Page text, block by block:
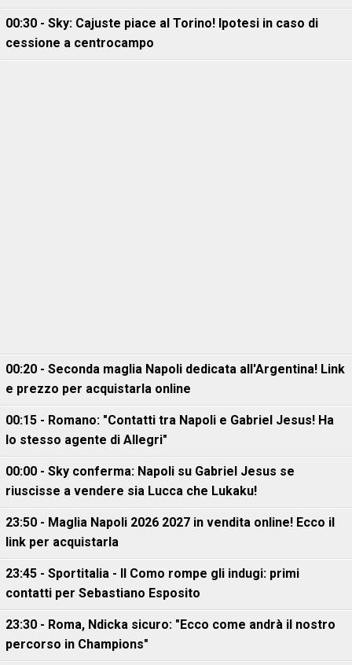
00:30 - Sky: Cajuste piace al Torino! Ipotesi in caso di
cessione a centrocampo
00:20 - Seconda maglia Napoli dedicata all'Argentina! Link
e prezzo per acquistarla online
00:15 - Romano: "Contatti tra Napoli e Gabriel Jesus! Ha
lo stesso agente di Allegri"
00:00 - Sky conferma: Napoli su Gabriel Jesus se
riuscisse a vendere sia Lucca che Lukaku!
23:50 - Maglia Napoli 2026 2027 in vendita online! Ecco il
link per acquistarla
23:45 - Sportitalia - Il Como rompe gli indugi: primi
contatti per Sebastiano Esposito
23:30 - Roma, Ndicka sicuro: "Ecco come andrà il nostro
percorso in Champions"